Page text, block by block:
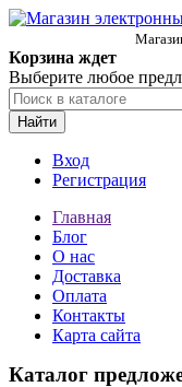
Корзина ждет
Выберите любое
Найти
Вход
Регистрация
Главная
Блог
О нас
Доставка
Оплата
Контакты
Карта сайта
Каталог